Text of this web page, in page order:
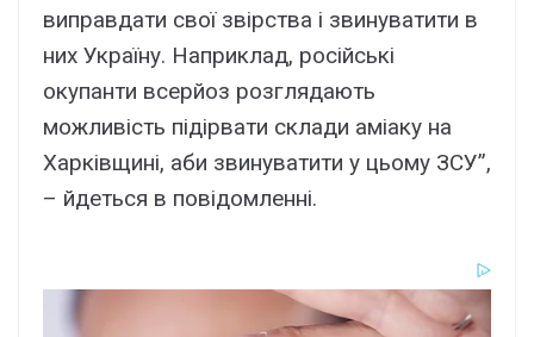
виправдати свої звірства і звинуватити в
них Україну. Наприклад, російські
окупанти всерйоз розглядають
можливість підірвати склади аміаку на
Харківщині, аби звинуватити у цьому ЗСУ”,
– йдеться в повідомленні.